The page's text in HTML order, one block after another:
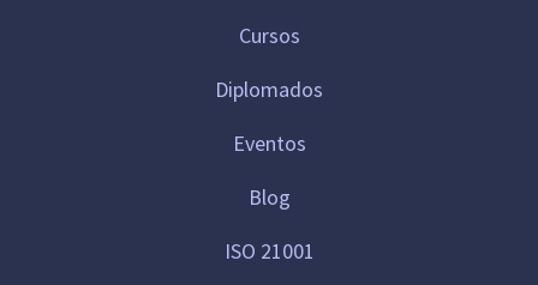
Cursos
Diplomados
Eventos
Blog
ISO 21001